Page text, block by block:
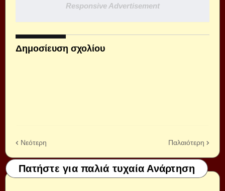
Responsive Advertisement
Δημοσίευση σχολίου
Νεότερη Παλαιότερη
Πατήστε για παλιά τυχαία Ανάρτηση